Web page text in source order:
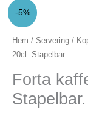
-5%
Hem / Servering /
20cl. Stapelbar.
Forta
Stapelbar.
priset
var:
Forta
kaffe
mugg
med
20cl.
Stapelbar.